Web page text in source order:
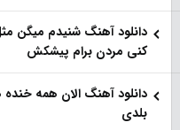
دانلود آهنگ شنیدم میگن
کنی مردن برام پیشکش
دانلود آهنگ الان همه
بلدی